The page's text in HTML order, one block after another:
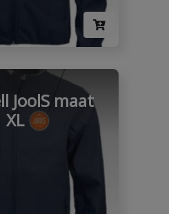
JoolS maat
XL